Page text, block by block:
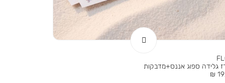
גלידה ספוג אננס+מדבקות